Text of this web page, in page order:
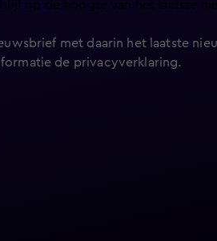
op de hoogte van het laatste
met daarin het laatste
de privacyverklaring.